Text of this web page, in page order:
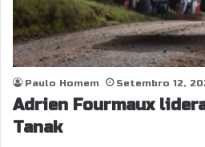
Paulo Homem Setembro 12,
Adrien Fourmaux
Tanak